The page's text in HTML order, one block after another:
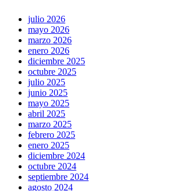
julio 2026
mayo 2026
marzo 2026
enero 2026
diciembre 2025
octubre 2025
julio 2025
junio 2025
mayo 2025
abril 2025
marzo 2025
febrero 2025
enero 2025
diciembre 2024
octubre 2024
septiembre 2024
agosto 2024